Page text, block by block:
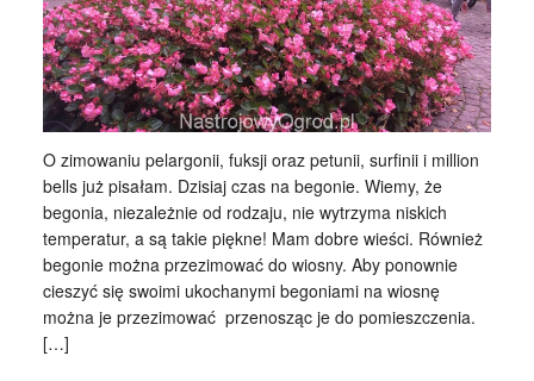
O zimowaniu pelargonii, fuksji oraz petunii, surfinii i million
bells już pisałam. Dzisiaj czas na begonie. Wiemy, że
begonia, niezależnie od rodzaju, nie wytrzyma niskich
temperatur, a są takie piękne! Mam dobre wieści. Również
begonie można przezimować do wiosny. Aby ponownie
cieszyć się swoimi ukochanymi begoniami na wiosnę
można je przezimować przenosząc je do pomieszczenia.
[…]